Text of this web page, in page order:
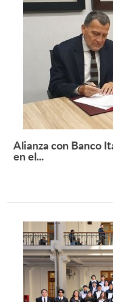
Alianza con Banco
en el...